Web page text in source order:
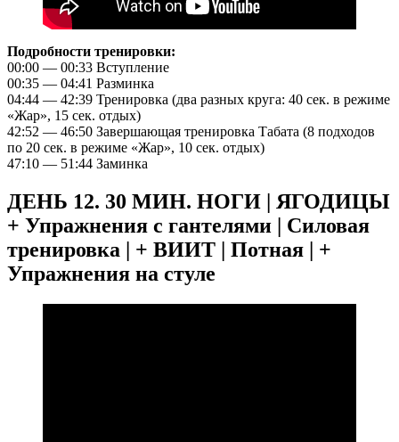
Подробности тренировки:
00:00 — 00:33 Вступление
00:35 — 04:41 Разминка
04:44 — 42:39 Тренировка (два разных круга: 40 сек. в режиме
«Жар», 15 сек. отдых)
42:52 — 46:50 Завершающая тренировка Табата (8 подходов
по 20 сек. в режиме «Жар», 10 сек. отдых)
47:10 — 51:44 Заминка
ДЕНЬ 12. 30 МИН. НОГИ | ЯГОДИЦЫ
+ Упражнения с гантелями | Силовая
тренировка | + ВИИТ | Потная | +
Упражнения на стуле